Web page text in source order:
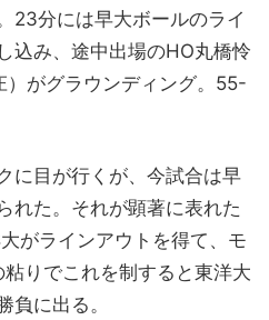
23分には早大ボールのライ
込み、途中出場のHO丸橋怜
がグラウンディング。55-
に目が行くが、今試合は早
れた。それが顕著に表れた
がラインアウトを得て、モ
りでこれを制すると東洋大
負に出る。